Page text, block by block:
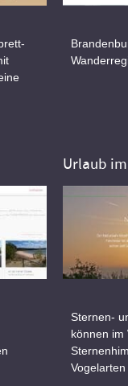
Urlaub
Sternen-
können im